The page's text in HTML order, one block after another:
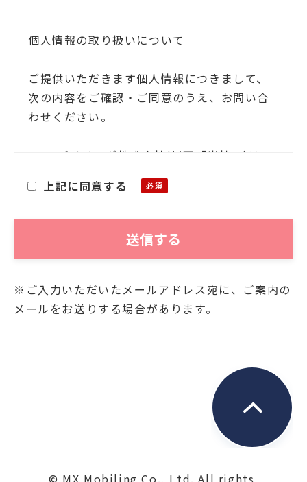
個人情報の取り扱いについて
ご提供いただきます個人情報につきまして、
次の内容をご確認・ご同意のうえ、お問い合
わせください。
MXモバイリング株式会社(以下「当社」)は、
お客様ご本人の氏名・住所等の個人情報(以下
「個人情報」)をご提供いただくにあたり、そ
ないことを次の通りお知らせいたします。
お客様よりご提供いただきました個人情報
は、当社において、次の目的にのみ利用させ
・資料発送およびこれに付随する連絡のため
・お問合せに対するご回答の送付のため
上記に同意する
※ご入力いただいたメールアドレス宛に、ご案内の
メールをお送りする場合があります。
© MX Mobiling Co., Ltd. All rights